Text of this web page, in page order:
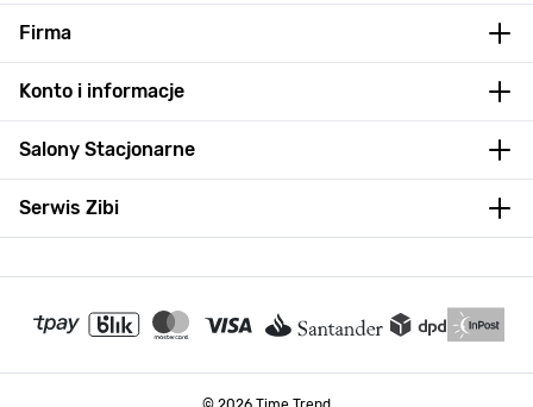
Firma
Konto i informacje
Salony Stacjonarne
Serwis Zibi